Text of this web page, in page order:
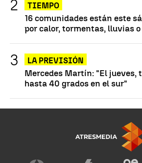
TIEMPO
16 comunidades están este
por calor, tormentas, lluvias
LA PREVISIÓN
Mercedes Martín: "El jueves,
hasta 40 grados en el sur"